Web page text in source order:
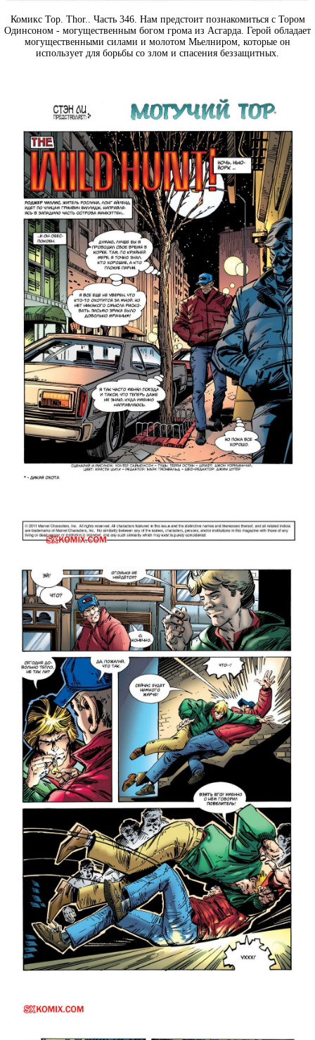
Комикс Тор. Thor.. Часть 346. Нам предстоит познакомиться с Тором
Одинсоном - могущественным богом грома из Асгарда. Герой обладает
могущественными силами и молотом Мьелниром, которые он
использует для борьбы со злом и спасения беззащитных.